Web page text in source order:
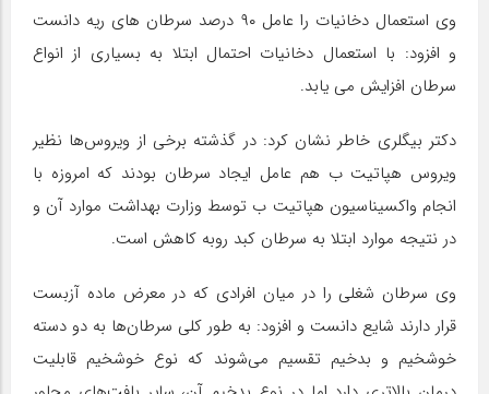
وی استعمال دخانیات را عامل ۹۰ درصد سرطان های ریه دانست
و افزود: با استعمال دخانیات احتمال ابتلا به بسیاری از انواع
سرطان افزایش می یابد.
دکتر بیگلری خاطر نشان کرد: در گذشته برخی از ویروس‌ها نظیر
ویروس هپاتیت ب هم عامل ایجاد سرطان بودند که امروزه با
انجام واکسیناسیون هپاتیت ب توسط وزارت بهداشت موارد آن و
در نتیجه موارد ابتلا به سرطان کبد روبه کاهش است.
وی سرطان شغلی را در میان افرادی که در معرض ماده آزبست
قرار دارند شایع دانست و افزود: به طور کلی سرطان‌ها به دو دسته
خوشخیم و بدخیم تقسیم می‌شوند که نوع خوشخیم قابلیت